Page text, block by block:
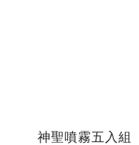
神聖噴霧五入組